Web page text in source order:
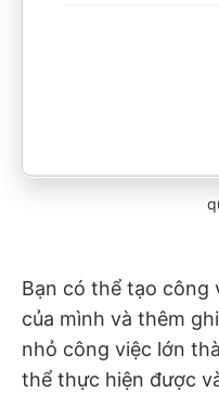
Bạn có thể tạo công
của mình và thêm
nhỏ công việc lớn
thể thực hiện được